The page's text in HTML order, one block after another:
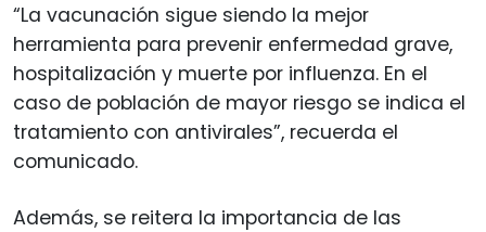
“La vacunación sigue siendo la mejor
herramienta para prevenir enfermedad grave,
hospitalización y muerte por influenza. En el
caso de población de mayor riesgo se indica el
tratamiento con antivirales”, recuerda el
comunicado.
Además, se reitera la importancia de las